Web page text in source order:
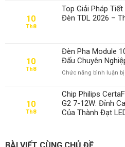
10
Th8
Top Giải Pháp
Đèn TDL 2026 –
10
Th8
Đèn Pha Module
Đấu Chuyên
Chức năng bình luận bị
10
Th8
Chip Philips
G2 7-12W: Đỉnh
Của Thành Đạt
BÀI VIẾT CÙNG CHỦ ĐỀ